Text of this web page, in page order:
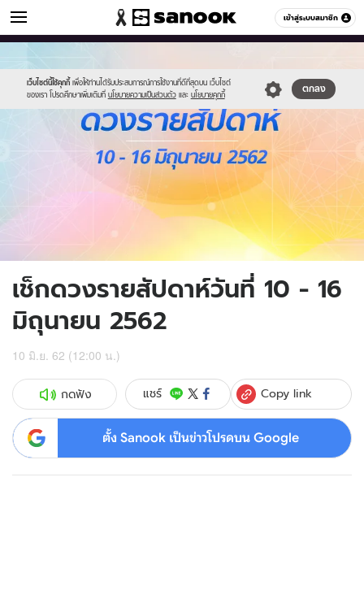
เข้าสู่ระบบสมาชิก
ดูดวง หมวดอื่นๆ
เว็บไซต์นี้ใช้คุกกี้ เพื่อให้ท่านได้รับประสบการณ์การใช้งานที่ดีที่สุดบน เว็บไซต์
ของเรา โปรดศึกษาเพิ่มเติมที่ นโยบายความเป็นส่วนตัว และ นโยบายคุกกี้
ตกลง
new-
sanook.png
june-
2562.jpg
เช็กดวงรายสัปดาห์วันที่ 10 - 16
มิถุนายน 2562
10 มิ.ย. 62 (12:00 น.)
กดฟัง แชร์ Copy link
ตั้ง Sanook เป็นข่าวโปรดบน Google